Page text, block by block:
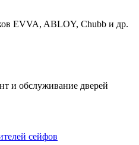
EVVA, ABLOY, Chubb и др.
и обслуживание дверей